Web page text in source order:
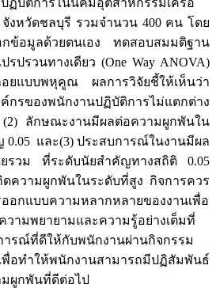
ฏิบัติการในนิคมอุตสาหกรรมเครือ
งหวัดชลบุรี รวมจำนวน 400 คน โดย
ข้อมูลด้วยตนเอง ทดสอบสมมติฐาน
รปรวนทางเดียว (One Way ANOVA)
อยแบบพหุคูณ ผลการวิจัยชี้ให้เห็นว่า
กรของพนักงานปฏิบัติการไม่แตกต่าง
ลักษณะงานมีผลต่อความผูกพันใน
และ(3) ประสบการณ์ในงานมีผล
รวม ที่ระดับนัยสำคัญทางสถิติ 0.05
ดความผูกพันในระดับที่สูง กิจการควร
อกแบบความหลากหลายของงานเพื่อ
ามพยายามและความรู้อย่างเต็มที่
ารณ์ที่ดีให้กับพนักงานผ่านกิจกรรม
อทำให้พนักงานสามารถมีปฏิสัมพันธ์
มผูกพันที่ดีต่อไป